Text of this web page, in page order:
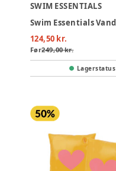
SWIM ESSENTIALS
124,50 kr.
Før249,00 kr.
Lagerstatus